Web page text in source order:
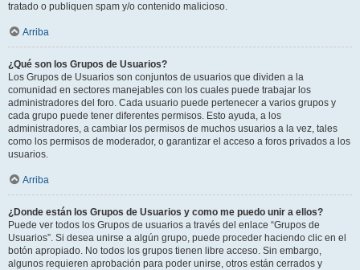
tratado o publiquen spam y/o contenido malicioso.
Arriba
¿Qué son los Grupos de Usuarios?
Los Grupos de Usuarios son conjuntos de usuarios que dividen a la
comunidad en sectores manejables con los cuales puede trabajar los
administradores del foro. Cada usuario puede pertenecer a varios grupos y
cada grupo puede tener diferentes permisos. Esto ayuda, a los
administradores, a cambiar los permisos de muchos usuarios a la vez, tales
como los permisos de moderador, o garantizar el acceso a foros privados a los
usuarios.
Arriba
¿Donde están los Grupos de Usuarios y como me puedo unir a ellos?
Puede ver todos los Grupos de usuarios a través del enlace “Grupos de
Usuarios”. Si desea unirse a algún grupo, puede proceder haciendo clic en el
botón apropiado. No todos los grupos tienen libre acceso. Sin embargo,
algunos requieren aprobación para poder unirse, otros están cerrados y